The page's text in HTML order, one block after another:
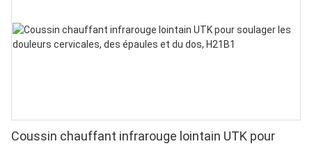
Coussin chauffant infrarouge lointain UTK pour